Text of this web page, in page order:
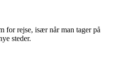
for rejse, især når man tager på
steder.